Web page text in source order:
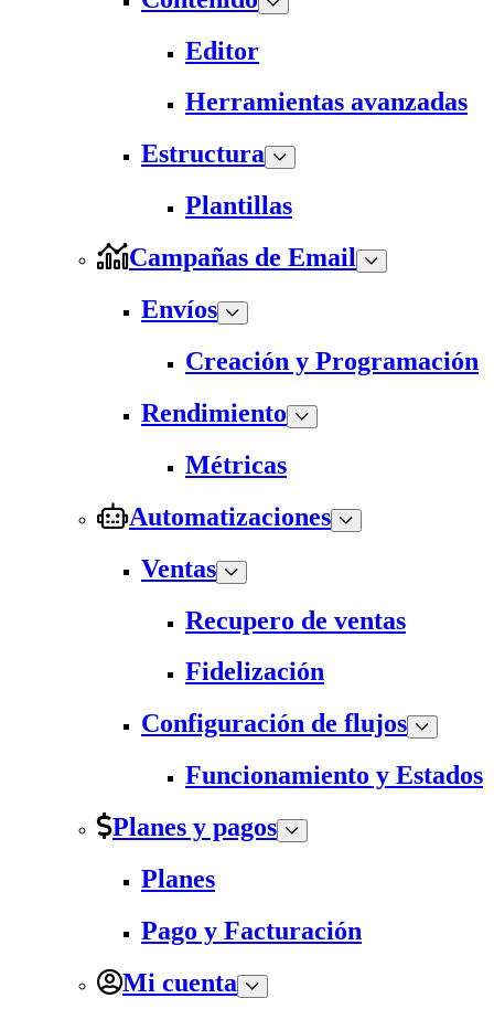
Editor
Herramientas avanzadas
Estructura
Plantillas
Campañas de Email
Envíos
Creación y Programación
Rendimiento
Métricas
Automatizaciones
Ventas
Recupero de ventas
Fidelización
Configuración de flujos
Funcionamiento y Estados
Planes y pagos
Planes
Pago y Facturación
Mi cuenta